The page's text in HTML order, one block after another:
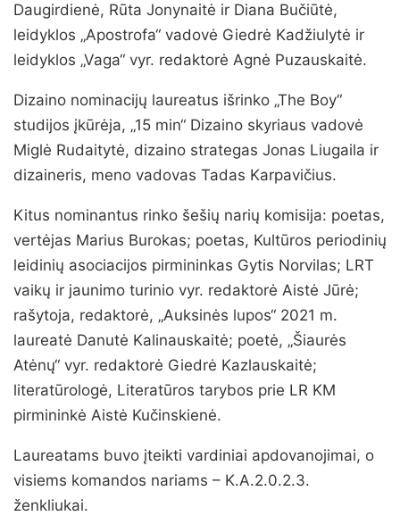
Daugirdienė, Rūta Jonynaitė ir Diana Bučiūtė,
leidyklos „Apostrofa“ vadovė Giedrė Kadžiulytė ir
leidyklos „Vaga“ vyr. redaktorė Agnė Puzauskaitė.
Dizaino nominacijų laureatus išrinko „The Boy“
studijos įkūrėja, „15 min“ Dizaino skyriaus vadovė
Miglė Rudaitytė, dizaino strategas Jonas Liugaila ir
dizaineris, meno vadovas Tadas Karpavičius.
Kitus nominantus rinko šešių narių komisija: poetas,
vertėjas Marius Burokas; poetas, Kultūros periodinių
leidinių asociacijos pirmininkas Gytis Norvilas; LRT
vaikų ir jaunimo turinio vyr. redaktorė Aistė Jūrė;
rašytoja, redaktorė, „Auksinės lupos“ 2021 m.
laureatė Danutė Kalinauskaitė; poetė, „Šiaurės
Atėnų“ vyr. redaktorė Giedrė Kazlauskaitė;
literatūrologė, Literatūros tarybos prie LR KM
pirmininkė Aistė Kučinskienė.
Laureatams buvo įteikti vardiniai apdovanojimai, o
visiems komandos nariams – K.A.2.0.2.3.
ženkliukai.